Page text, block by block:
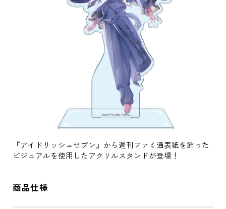
『アイドリッシュセブン』から週刊ファミ通表紙を飾った
ビジュアルを使用したアクリルスタンドが登場！
商品仕様